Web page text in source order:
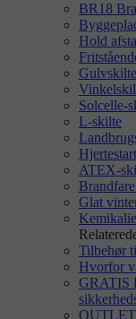
BR18
Hold
Gulvskilte
Solcelle-
L-skilte
ATEX-
Glat
Tilbehør
Hvorfor
GRATIS